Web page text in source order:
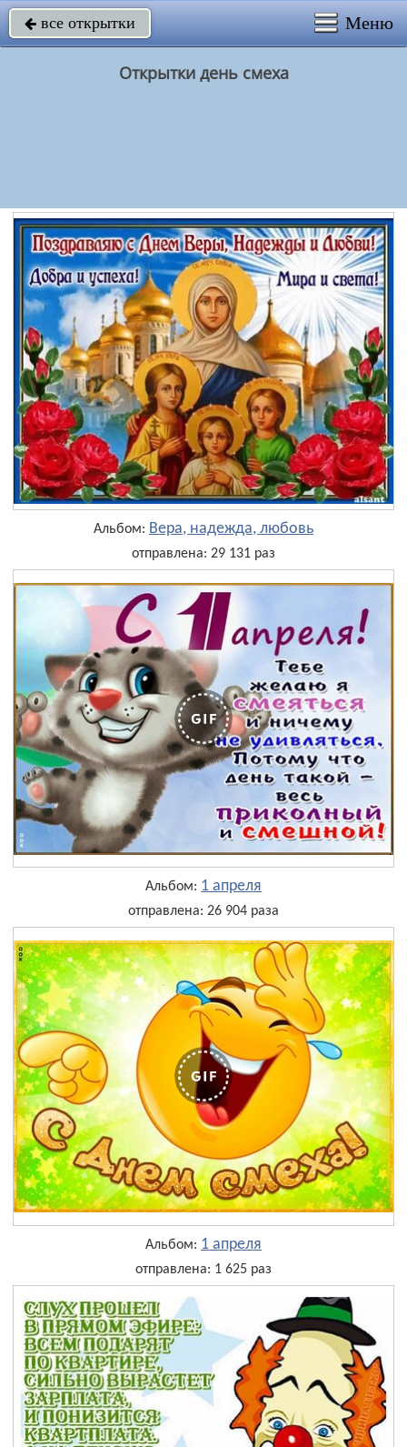
 все открытки Меню
Открытки день смеха
Альбом: Вера, надежда, любовь
отправлена: 29 131 раз
Альбом: 1 апреля
отправлена: 26 904 раза
Альбом: 1 апреля
отправлена: 1 625 раз